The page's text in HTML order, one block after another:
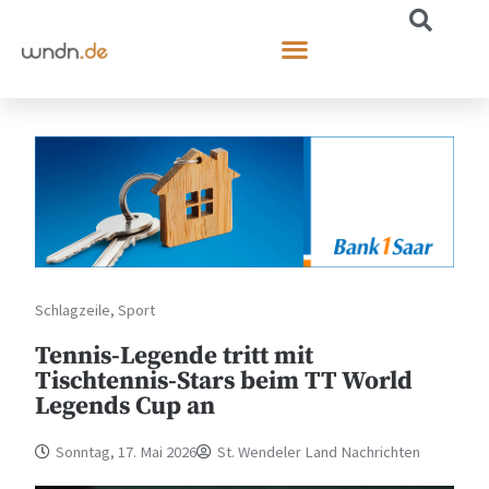
Schlagzeile,Sport
Tennis-Legende tritt mit
Tischtennis-Stars beim TT World
Legends Cup an
Sonntag, 17. Mai 2026 St. Wendeler Land Nachrichten